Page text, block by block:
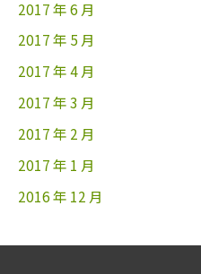
2017 年 6 月
2017 年 5 月
2017 年 4 月
2017 年 3 月
2017 年 2 月
2017 年 1 月
2016 年 12 月